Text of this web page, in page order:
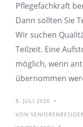
Pflegefachkraft
Dann sollten Sie
Wir suchen
Teilzeit. Eine
möglich, wenn
übernommen
8. JULI 2026
VON